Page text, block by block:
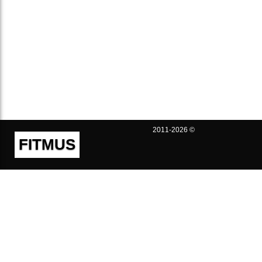
FITMUS
2011-2026 ©